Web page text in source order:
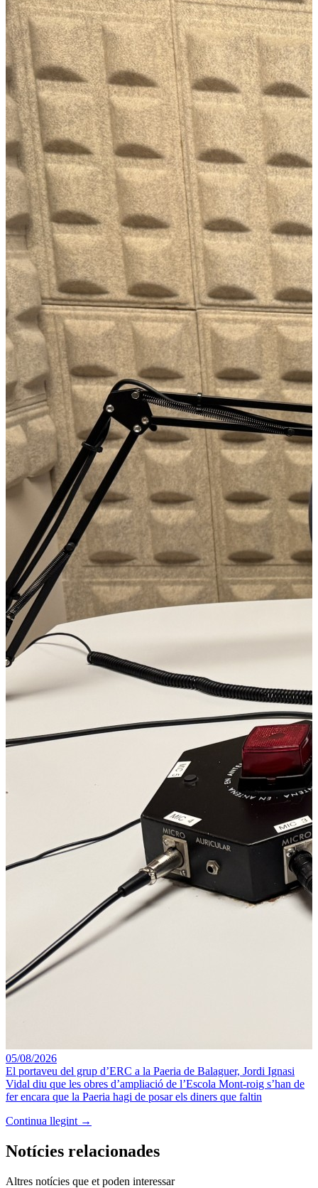
05/08/2026
El portaveu del grup d’ERC a la Paeria de Balaguer, Jordi Ignasi
Vidal diu que les obres d’ampliació de l’Escola Mont-roig s’han de
fer encara que la Paeria hagi de posar els diners que faltin
Continua llegint →
Notícies relacionades
Altres notícies que et poden interessar